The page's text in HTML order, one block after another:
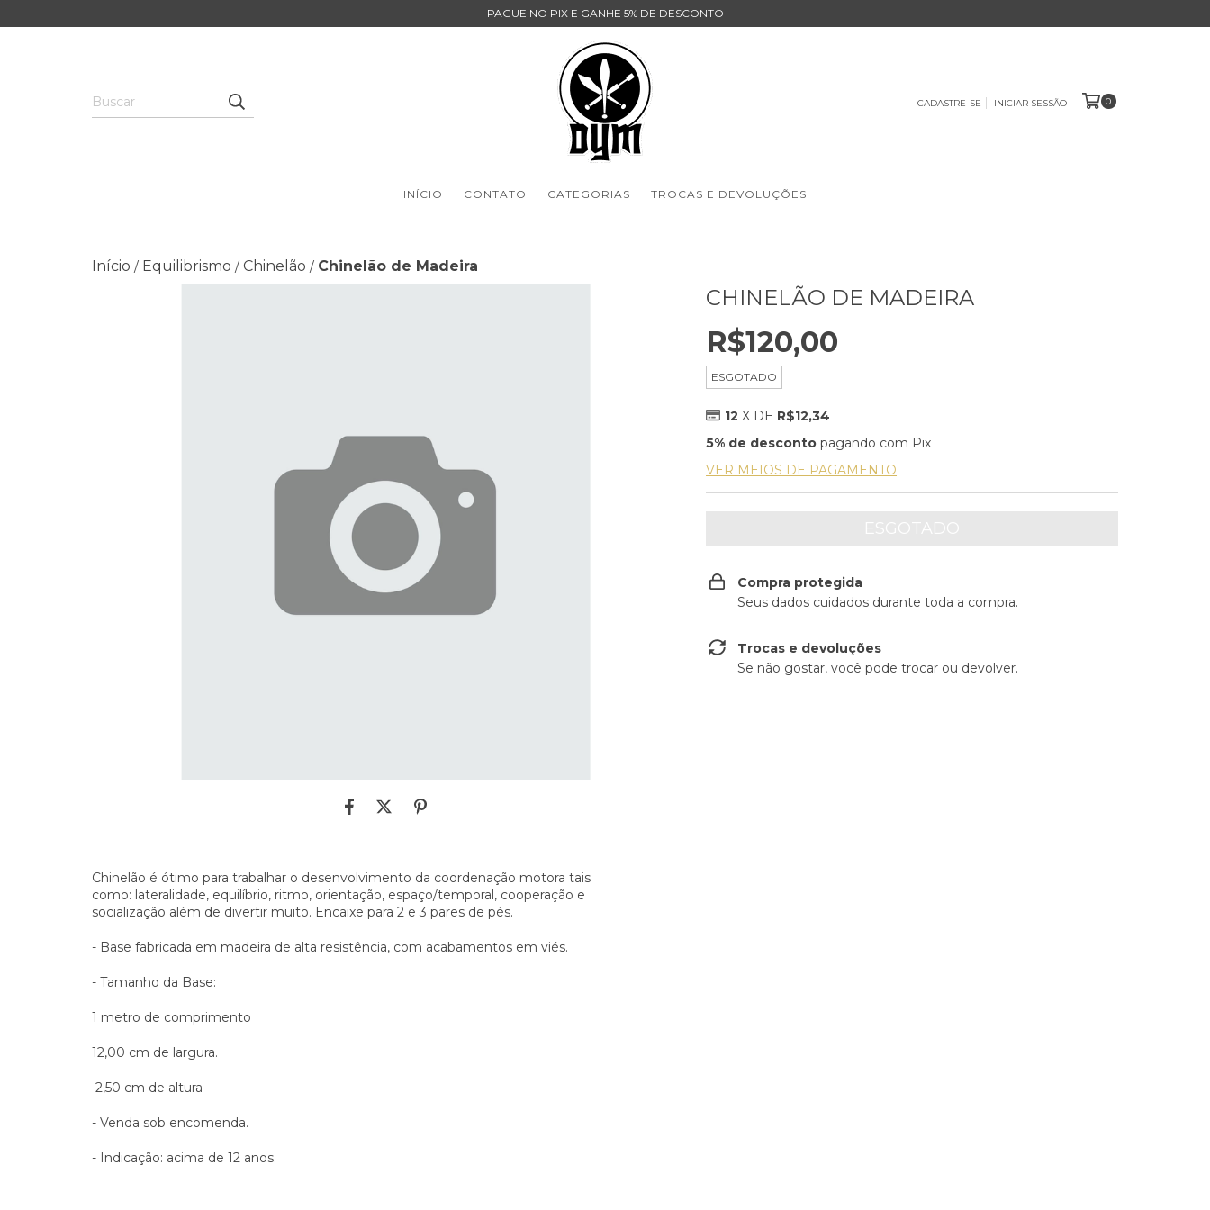
PAGUE NO PIX E GANHE 5% DE DESCONTO
CADASTRE-SE INICIAR SESSÃO 0
INÍCIO CONTATO CATEGORIAS TROCAS E DEVOLUÇÕES
Início / Equilibrismo / Chinelão / Chinelão de Madeira
Chinelão é ótimo para trabalhar o desenvolvimento da coordenação motora tais
como: lateralidade, equilíbrio, ritmo, orientação, espaço/temporal, cooperação e
socialização além de divertir muito. Encaixe para 2 e 3 pares de pés.
- Base fabricada em madeira de alta resistência, com acabamentos em viés.
- Tamanho da Base:
1 metro de comprimento
12,00 cm de largura.
2,50 cm de altura
- Venda sob encomenda.
- Indicação: acima de 12 anos.
CHINELÃO DE MADEIRA
R$120,00
ESGOTADO
12 X DE R$12,34
5% de desconto pagando com Pix
VER MEIOS DE PAGAMENTO
Compra protegida
Seus dados cuidados durante toda a compra.
Trocas e devoluções
Se não gostar, você pode trocar ou devolver.